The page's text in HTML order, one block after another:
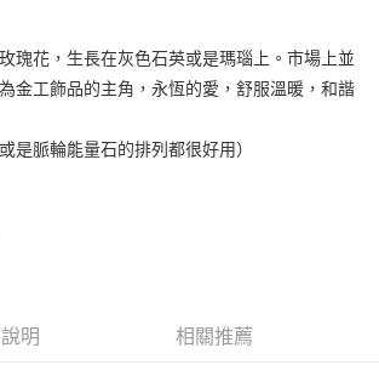
瑰花，生長在灰色石英或是瑪瑙上。市場上並
金工飾品的主角，永恆的愛，舒服溫暖，和諧
是脈輪能量石的排列都很好用）
明 相關推薦